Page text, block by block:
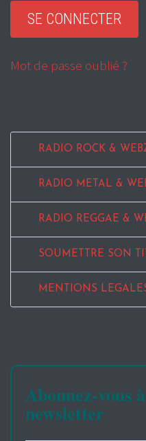
Mot de passe oublié ?
RADIO ROCK &
RADIO METAL &
RADIO REGGAE &
SOUMETTRE SON
MENTIONS
Abonnez-vous
newsletter